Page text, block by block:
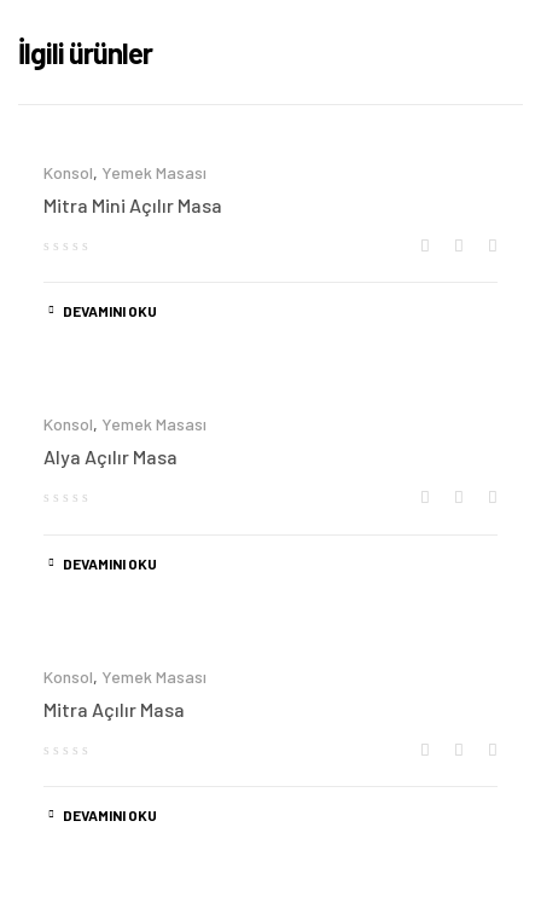
İlgili ürünler
Konsol, Yemek Masası
Mitra Mini Açılır Masa
DEVAMINI OKU
Konsol, Yemek Masası
Alya Açılır Masa
DEVAMINI OKU
Konsol, Yemek Masası
Mitra Açılır Masa
DEVAMINI OKU